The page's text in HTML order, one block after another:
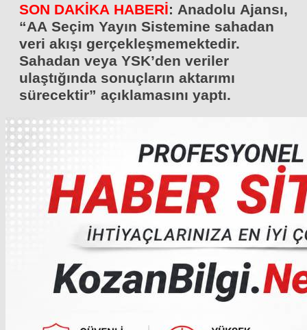
SON DAKİKA HABERİ: Anadolu Ajansı,
“AA Seçim Yayın Sistemine sahadan
veri akışı gerçekleşmemektedir.
Sahadan veya YSK’den veriler
ulaştığında sonuçların aktarımı
sürecektir” açıklamasını yaptı.